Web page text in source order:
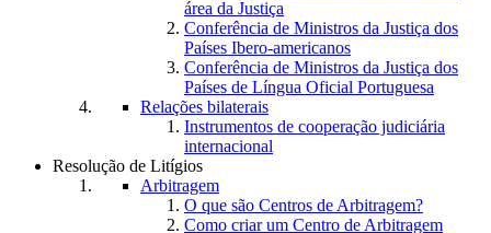
área da Justiça
Conferência de Ministros da Justiça dos
Países Ibero-americanos
Conferência de Ministros da Justiça dos
Países de Língua Oficial Portuguesa
Relações bilaterais
Instrumentos de cooperação judiciária
internacional
Resolução de Litígios
Arbitragem
O que são Centros de Arbitragem?
Como criar um Centro de Arbitragem